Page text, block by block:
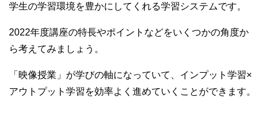
学生の学習環境を豊かにしてくれる学習システムです。
2022年度講座の特長やポイントなどをいくつかの角度か
ら考えてみましょう。
「映像授業」が学びの軸になっていて、インプット学習×
アウトプット学習を効率よく進めていくことができます。